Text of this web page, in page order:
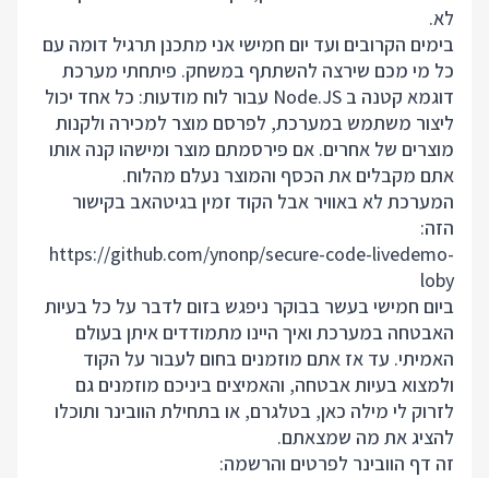
לא.
בימים הקרובים ועד יום חמישי אני מתכנן תרגיל דומה עם
כל מי מכם שירצה להשתתף במשחק. פיתחתי מערכת
דוגמא קטנה ב Node.JS עבור לוח מודעות: כל אחד יכול
ליצור משתמש במערכת, לפרסם מוצר למכירה ולקנות
מוצרים של אחרים. אם פירסמתם מוצר ומישהו קנה אותו
אתם מקבלים את הכסף והמוצר נעלם מהלוח.
המערכת לא באוויר אבל הקוד זמין בגיטהאב בקישור
הזה:
https://github.com/ynonp/secure-code-livedemo-
loby
ביום חמישי בעשר בבוקר ניפגש בזום לדבר על כל בעיות
האבטחה במערכת ואיך היינו מתמודדים איתן בעולם
האמיתי. עד אז אתם מוזמנים בחום לעבור על הקוד
ולמצוא בעיות אבטחה, והאמיצים ביניכם מוזמנים גם
לזרוק לי מילה כאן, בטלגרם, או בתחילת הוובינר ותוכלו
להציג את מה שמצאתם.
זה דף הוובינר לפרטים והרשמה: